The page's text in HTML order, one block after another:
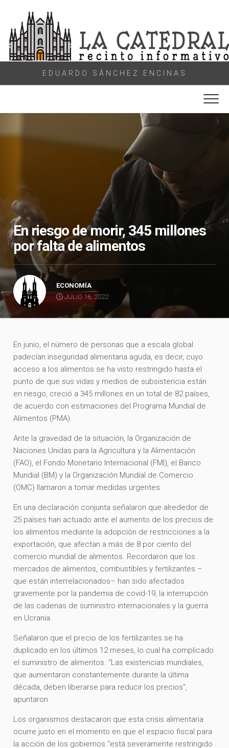
content
EDUARDO SÁNCHEZ ENCINAS
En riesgo de morir, 345 millones
por falta de alimentos
ECONOMÍA
JULIO 16, 2022
En junio, el número de personas que a escala global
padecían inseguridad alimentaria aguda, es decir, cuyo
acceso a los alimentos se ha visto restringido hasta el
punto de que sus vidas y medios de subsistencia están
en riesgo, creció a 345 millones en un total de 82 países,
de acuerdo con estimaciones del Programa Mundial de
Alimentos (PMA).
Ante la gravedad de la situación, la Organización de
Naciones Unidas para la Agricultura y la Alimentación
(FAO), el Fondo Monetario Internacional (FMI), el Banco
Mundial (BM) y la Organización Mundial de Comercio
(OMC) llamaron a tomar medidas urgentes.
En una declaración conjunta señalaron que alrededor de
25 países han actuado ante el aumento de los precios de
los alimentos mediante la adopción de restricciones a la
exportación, que afectan a más de 8 por ciento del
comercio mundial de alimentos. Recordaron que los
mercados de alimentos, combustibles y fertilizantes –
que están interrelacionados– han sido afectados
gravemente por la pandemia de covid-19, la interrupción
de las cadenas de suministro internacionales y la guerra
en Ucrania.
Señalaron que el precio de los fertilizantes se ha
duplicado en los últimos 12 meses, lo cual ha complicado
el suministro de alimentos. “Las existencias mundiales,
que aumentaron constantemente durante la última
década, deben liberarse para reducir los precios”,
apuntaron.
Los organismos destacaron que esta crisis alimentaria
ocurre justo en el momento en que el espacio fiscal para
la acción de los gobiernos “está severamente restringido